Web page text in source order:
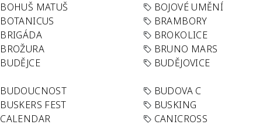
BOHUŠ MATUŠ BOJOVÉ UMĚNÍ
BOTANICUS BRAMBORY
BRIGÁDA BROKOLICE
BROŽURA BRUNO MARS
BUDĚJCE BUDĚJOVICE
BUDOUCNOST BUDOVA C
BUSKERS FEST BUSKING
CALENDAR CANICROSS